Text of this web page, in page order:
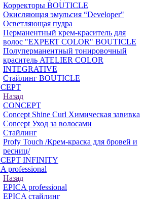
Корректоры BOUTICLE
Окисляющая эмульсия “Developer"
Осветляющая пудра
Перманентный крем-краситель для
волос "EXPERT COLOR" BOUTICLE
Полуперманентный тонировочный
краситель ATELIER COLOR
INTEGRATIVE
Стайлинг BOUTICLE
Назад
CONCEPT
Concept Shine Curl Химическая завивка
Concept Уход за волосами
Стайлинг
Profy Touch /Крем-краска для бровей и
ресниц/
INFINITY
professional
Назад
EPICA professional
EPICA стайлинг